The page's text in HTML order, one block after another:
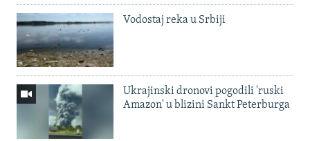
Vodostaj reka u Srbiji
Ukrajinski dronovi pogodili 'ruski
Amazon' u blizini Sankt Peterburga